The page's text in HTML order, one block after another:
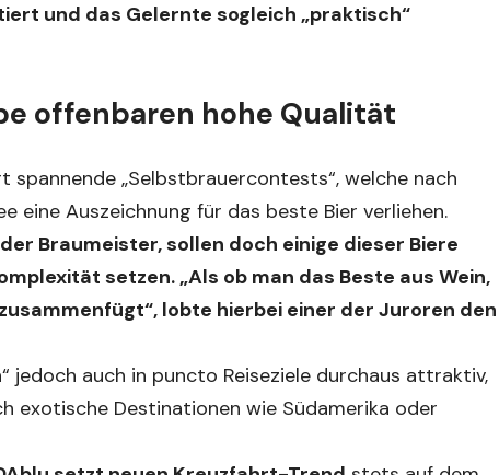
und das Gelernte sogleich „praktisch“
offenbaren hohe Qualität
„Selbstbrauercontests“, welche nach
eine Auszeichnung für das beste Bier verliehen.
Braumeister, sollen doch einige dieser Biere
setzen. „Als ob man das Beste aus Wein,
lobte hierbei einer der Juroren den
jedoch auch in puncto Reiseziele durchaus attraktiv,
exotische Destinationen wie Südamerika oder